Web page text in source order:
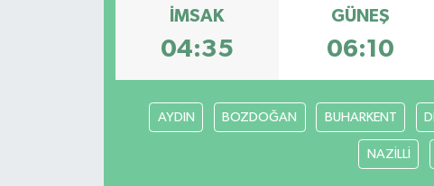
İMSAK
04:35
GÜNEŞ
06:10
AYDIN BOZDOĞAN BUHARKENT
NAZİLLİ